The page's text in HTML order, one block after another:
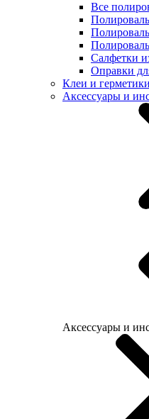
Все
Салфетки
Оправки
Клеи и герметики
Аксессуары и
Аксессуары и